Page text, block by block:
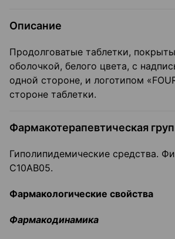
Описание
Продолговатые таблетки,
оболочкой, белого цвета, с
одной стороне, и логотипом
стороне таблетки.
Фармакотерапевтическая
Гиполипидемические средства.
С10АВ05.
Фармакологические свойства
Фармакодинамика